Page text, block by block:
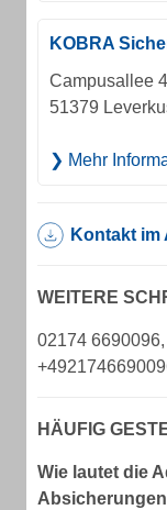
KOBRA
Campusallee 4
51379
Mehr
Kontakt
WEITERE
02174
HÄUFIG
Wie lautet die